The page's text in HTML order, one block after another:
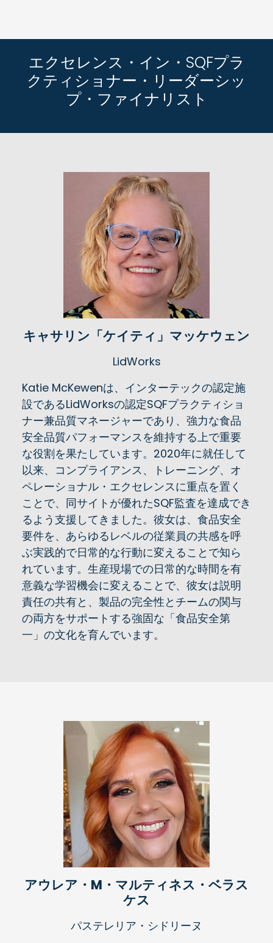
エクセレンス・イン・SQFプラ
クティショナー・リーダーシッ
プ・ファイナリスト
キャサリン「ケイティ」マッケウェン
LidWorks
Katie McKewenは、インターテックの認定施
設であるLidWorksの認定SQFプラクティショ
ナー兼品質マネージャーであり、強力な食品
安全品質パフォーマンスを維持する上で重要
な役割を果たしています。2020年に就任して
以来、コンプライアンス、トレーニング、オ
ペレーショナル・エクセレンスに重点を置く
ことで、同サイトが優れたSQF監査を達成でき
るよう支援してきました。彼女は、食品安全
要件を、あらゆるレベルの従業員の共感を呼
ぶ実践的で日常的な行動に変えることで知ら
れています。生産現場での日常的な時間を有
意義な学習機会に変えることで、彼女は説明
責任の共有と、製品の完全性とチームの関与
の両方をサポートする強固な「食品安全第
一」の文化を育んでいます。
アウレア・M・マルティネス・ベラス
ケス
パステレリア・シドリーヌ